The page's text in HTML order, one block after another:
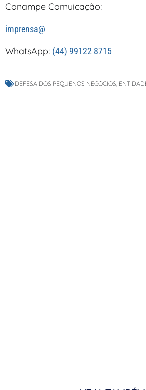
Conampe Comuicação:
imprensa@
WhatsApp: (44) 99122 8715
DEFESA DOS PEQUENOS NEGÓCIOS